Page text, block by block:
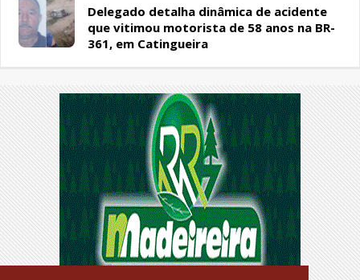
Delegado detalha dinâmica de acidente
que vitimou motorista de 58 anos na BR-
361, em Catingueira